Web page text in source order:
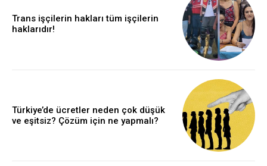
Trans işçilerin hakları tüm işçilerin
haklarıdır!
Türkiye’de ücretler neden çok düşük
ve eşitsiz? Çözüm için ne yapmalı?